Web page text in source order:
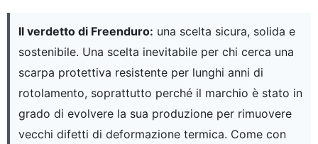
Il verdetto di Freenduro: una scelta sicura, solida e
sostenibile. Una scelta inevitabile per chi cerca una
scarpa protettiva resistente per lunghi anni di
rotolamento, soprattutto perché il marchio è stato in
grado di evolvere la sua produzione per rimuovere
vecchi difetti di deformazione termica. Come con